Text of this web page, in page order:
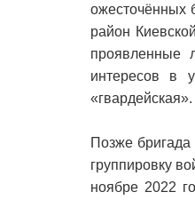
ожесточённых
район
проявленные
интересов в
«гвардейская».
Позже
группировку
ноябре 2022